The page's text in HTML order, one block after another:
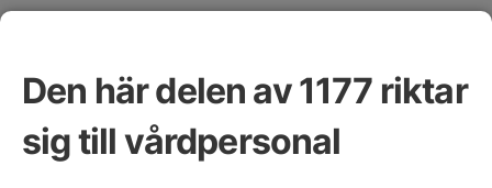
Den här delen av 1177 riktar
sig till vårdpersonal
Kroniskt obstruktiv
lungsjukdom (KOL)